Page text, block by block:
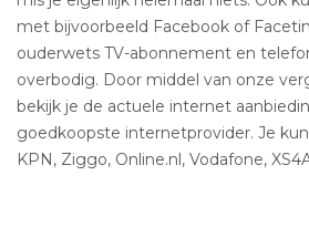
met bijvoorbeeld Facebook of
ouderwets TV-abonnement en
overbodig. Door middel van onze
bekijk je de actuele internet
goedkoopste internetprovider. Je
KPN, Ziggo, Online.nl, Vodafone,